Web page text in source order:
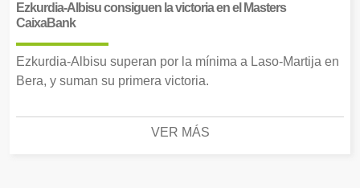
Ezkurdia-Albisu consiguen la victoria en el Masters
CaixaBank
Ezkurdia-Albisu superan por la mínima a Laso-Martija en
Bera, y suman su primera victoria.
VER MÁS